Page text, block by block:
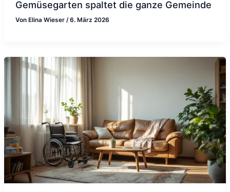
Gemüsegarten spaltet die ganze Gemeinde
Von Elina Wieser /6. März 2026